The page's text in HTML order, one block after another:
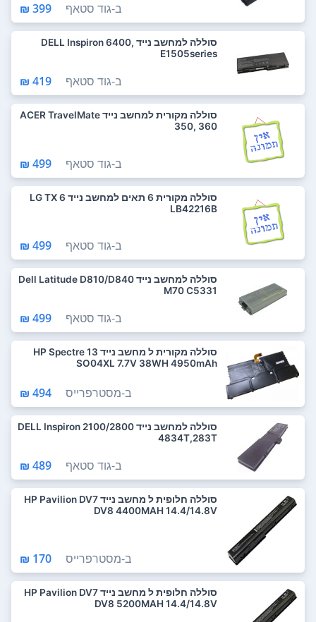
ב-גוד סטאף 399 ₪
סוללה למחשב נייד DELL Inspiron 6400,
E1505series
ב-גוד סטאף 419 ₪
סוללה מקורית למחשב נייד ACER TravelMate
350, 360
ב-גוד סטאף 499 ₪
סוללה מקורית 6 תאים למחשב נייד LG TX 6
LB42216B
ב-גוד סטאף 499 ₪
סוללה למחשב נייד Dell Latitude D810/D840
M70 C5331
ב-גוד סטאף 499 ₪
סוללה מקורית ל מחשב נייד HP Spectre 13
SO04XL 7.7V 38WH 4950mAh
ב-מסטרפרייס 494 ₪
סוללה למחשב נייד DELL Inspiron 2100/2800
4834T,283T
ב-גוד סטאף 489 ₪
סוללה חלופית ל מחשב נייד HP Pavilion DV7
DV8 4400MAH 14.4/14.8V
ב-מסטרפרייס 170 ₪
סוללה חלופית ל מחשב נייד HP Pavilion DV7
DV8 5200MAH 14.4/14.8V